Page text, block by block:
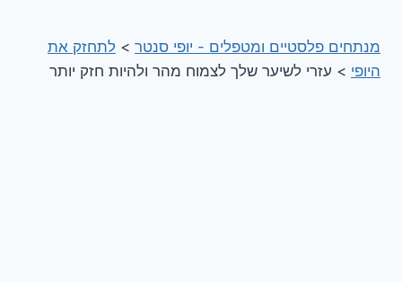
מנתחים פלסטיים ומטפלים - יופי סנטר > לתחזק את
היופי > עזרי לשיער שלך לצמוח מהר ולהיות חזק יותר